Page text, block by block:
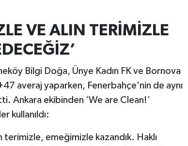
VE ALIN TERİMİZLE
Bilgi Doğa, Ünye Kadın FK ve Bornova
averaj yaparken, Fenerbahçe'nin de aynı
Ankara ekibinden ‘We are Clean!’
kullanıldı:
emeğimizle kazandık. Haklı